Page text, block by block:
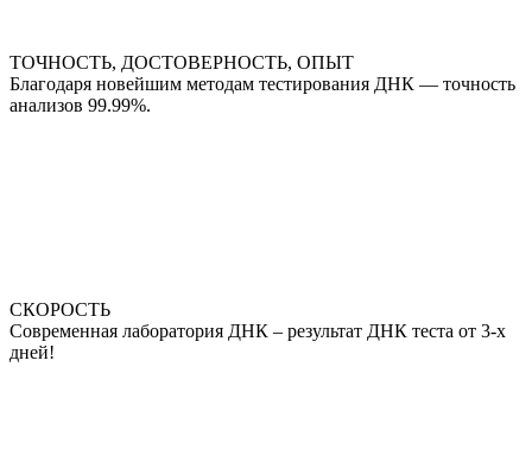
ТОЧНОСТЬ, ДОСТОВЕРНОСТЬ, ОПЫТ
Благодаря новейшим методам тестирования ДНК — точность
анализов 99.99%.
СКОРОСТЬ
Современная лаборатория ДНК – результат ДНК теста от 3-х
дней!